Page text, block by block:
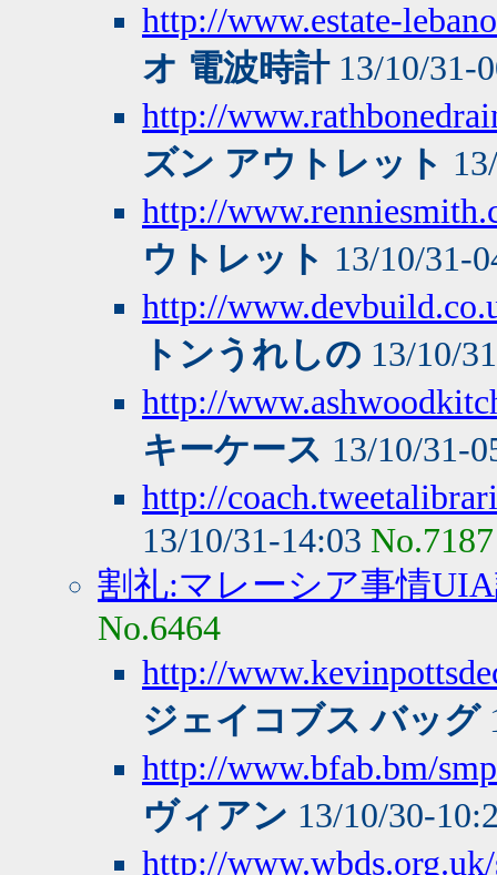
http://www.estate-
オ 電波時計13/10/31-
http://
ズン アウトレット
http://
ウトレット 13/10/31-
http://
トンうれしの 13/10/
http://
キーケース 13/10/31-
http://
13/10/31-14:03 No.7187
割礼:マレーシア事情
No.6464
http://
ジェイコブス バッグ
http://www.bfab.bm/
ヴィアン 13/10/30-
http://